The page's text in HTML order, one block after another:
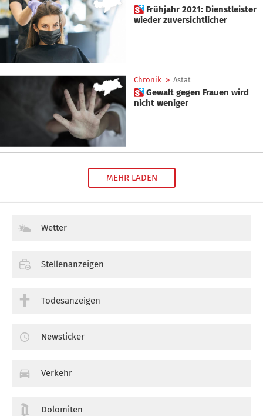
 Frühjahr 2021: Dienstleister
wieder zuversichtlicher
Chronik » Astat
 Gewalt gegen Frauen wird
nicht weniger
MEHR LADEN
Wetter
Stellenanzeigen
Todesanzeigen
Newsticker
Verkehr
Dolomiten